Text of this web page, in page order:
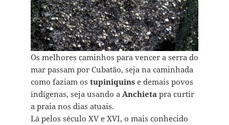
Os melhores caminhos para vencer a serra do
mar passam por Cubatão, seja na caminhada
como faziam os tupiniquinse demais povos
indígenas, seja usando a Anchietapra curtir
a praia nos dias atuais.
Lá pelos século XV e XVI, o mais conhecido